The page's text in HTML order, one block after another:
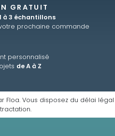
GRATUIT
à 3 échantillons
prochaine commande
personnalisé
de A à Z
Floa. Vous disposez du délai légal